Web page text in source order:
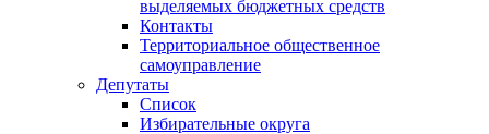
выделяемых бюджетных средств
Контакты
Территориальное общественное
самоуправление
Депутаты
Список
Избирательные округа